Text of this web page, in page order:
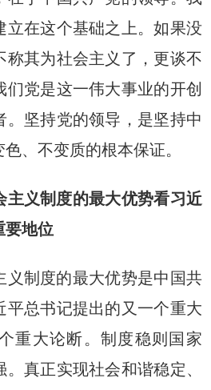
立在这个基础之上。如果没
称其为社会主义了，更谈不
们党是这一伟大事业的开创
。坚持党的领导，是坚持中
、不变质的根本保证。
义制度的最大优势看习近
要地位
制度的最大优势是中国共
平总书记提出的又一个重大
重大论断。制度稳则国家
真正实现社会和谐稳定、